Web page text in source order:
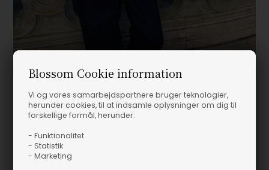
Blossom Cookie information
Vi og vores samarbejdspartnere bruger teknologier,
herunder cookies, til at indsamle oplysninger om dig til
forskellige formål, herunder:
- Funktionalitet
- Statistik
- Marketing